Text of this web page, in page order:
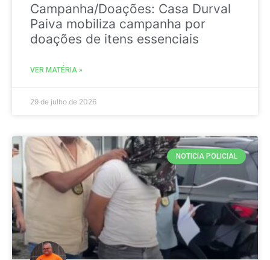
Campanha/Doações: Casa Durval
Paiva mobiliza campanha por
doações de itens essenciais
VER MATÉRIA »
29 de julho de 2026
NOTICIA POLICIAL